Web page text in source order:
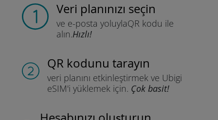
Veri planınızı seçin
ve e-posta yoluylaQR kodu ile
alın.Hızlı!
QR kodunu tarayın
veri planını etkinleştirmek ve Ubigi
eSIM'i yüklemek için. Çok basit!